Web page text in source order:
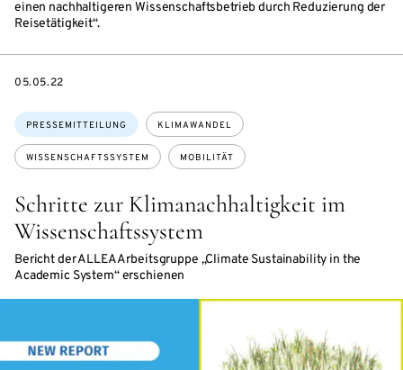
einen nachhaltigeren Wissenschaftsbetrieb durch Reduzierung der
Reisetätigkeit“.
Schritte zur Klimanachhaltigkeit im
Wissenschaftssystem
Bericht der ALLEA Arbeitsgruppe „Climate Sustainability in the
Academic System“ erschienen
Themen:
PRESSEMITTEILUNG KLIMAWANDEL
WISSENSCHAFTSSYSTEM MOBILITÄT
DATE
05.05.22